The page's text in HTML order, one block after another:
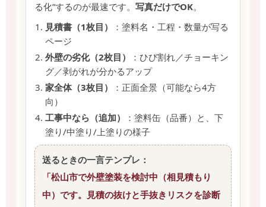
る化”するのが最速です。写真だけでOK。
見積書（1枚目）
：塗料名・工程・数量が写る
ページ
外壁の劣化（2枚目）
：ひび割れ／チョーキン
グ／剥がれが分かるアップ
家全体（3枚目）
：正面全景（可能なら4方
向）
工事中なら（追加）
：塗料缶（品番）と、下
塗り/中塗り/上塗りの様子
送るときの一言テンプレ：
「松山市で外壁塗装を検討中（相見積もり
中）です。見積の抜けと手抜きリスクを診断